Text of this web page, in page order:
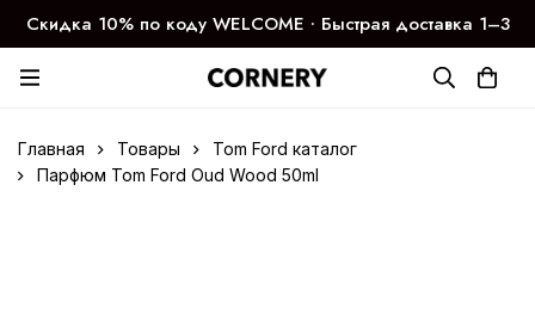
Скидка 10% по коду WELCOME ∙ Быстрая доставка 1–3
дня
Главная Товары
Tom Ford каталог
Парфюм Tom Ford Oud Wood 50ml